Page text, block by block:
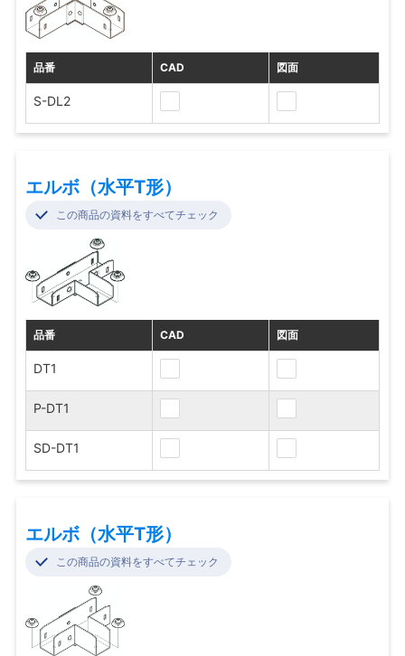
品番 CAD 図面
S-DL2
エルボ（水平T形）
この商品の資料をすべてチェック
品番 CAD 図面
DT1
P-DT1
SD-DT1
エルボ（水平T形）
この商品の資料をすべてチェック